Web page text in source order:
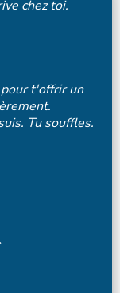
chez toi.
t'offrir un
Tu souffles.